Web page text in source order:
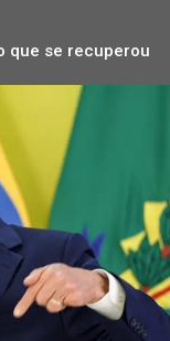
que se recuperou